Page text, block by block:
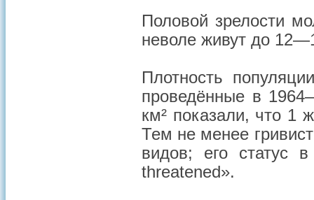
Половой зрелости
неволе живут до
Плотность
проведённые в
км² показали, что 1
Тем не менее
видов; его статус
threatened».